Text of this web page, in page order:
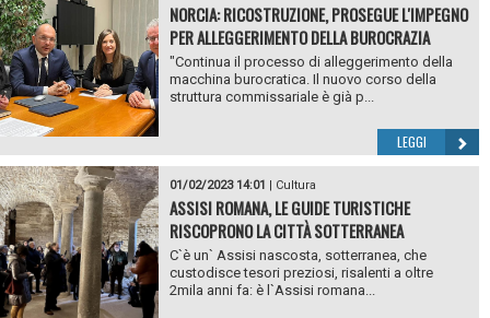
NORCIA: RICOSTRUZIONE, PROSEGUE L'IMPEGNO
PER ALLEGGERIMENTO DELLA BUROCRAZIA
"Continua il processo di alleggerimento della
macchina burocratica. Il nuovo corso della
struttura commissariale è già p...
LEGGI
01/02/2023 14:01 | Cultura
ASSISI ROMANA, LE GUIDE TURISTICHE
RISCOPRONO LA CITTÀ SOTTERRANEA
C`è un` Assisi nascosta, sotterranea, che
custodisce tesori preziosi, risalenti a oltre
2mila anni fa: è l`Assisi romana...